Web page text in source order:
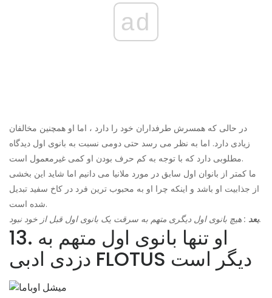
ad
در حالی که همسرش طرفداران خود را دارد ، اما او همچنین مخالفان
زیادی دارد. اما به نظر می رسد حتی دومی نسبت به بانوی اول دیدگاه
مطلوبی دارد که با توجه به کم حرف بودن او کمی غیرمعمول است.
ما کمتر از بانوان اول سابق در مورد ملانیا می دانیم اما شاید این بخشی
از جذابیت او باشد و اینکه چرا او به محبوب ترین فرد در کاخ سفید تبدیل
شده است.
بعد: هیچ بانوی اول دیگری متهم به سرقت یک بانوی اول قبل از خود نبود.
13. او تنها بانوی اول متهم به
دزدی ادبی FLOTUS دیگر است